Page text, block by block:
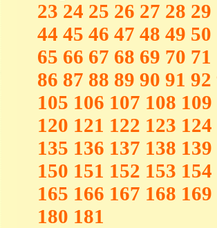
23 24 25 26 27 28 29
44 45 46 47 48 49 50
65 66 67 68 69 70 71
86 87 88 89 90 91 92
105 106 107 108 109
120 121 122 123 124
135 136 137 138 139
150 151 152 153 154
165 166 167 168 169
180 181